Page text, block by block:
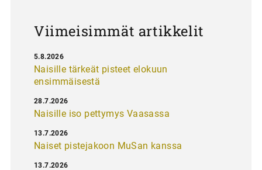
Viimeisimmät artikkelit
Naisille tärkeät pisteet elokuun
ensimmäisestä
5.8.2026
Naisille iso pettymys Vaasassa
28.7.2026
Naiset pistejakoon MuSan kanssa
13.7.2026
13.7.2026